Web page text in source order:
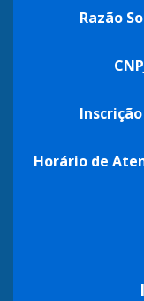
Razão
Horário de